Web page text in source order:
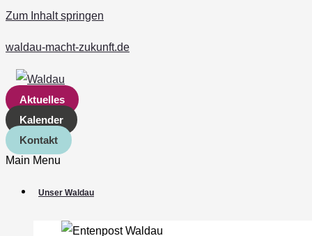
Zum Inhalt springen
waldau-macht-zukunft.de
Aktuelles
Kalender
Kontakt
Main Menu
Unser Waldau